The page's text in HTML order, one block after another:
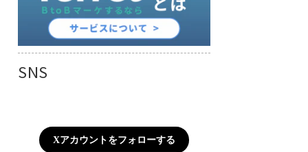
SNS
Xアカウントをフォローする